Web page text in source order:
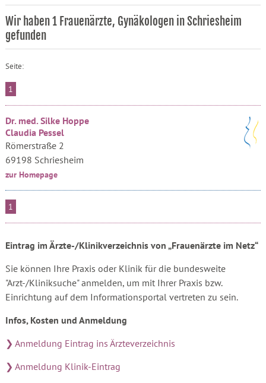
Wir haben 1 Frauenärzte, Gynäkologen in Schriesheim
gefunden
Seite:
1
Dr. med. Silke Hoppe
Claudia Pessel
Römerstraße 2
69198 Schriesheim
zur Homepage
1
Eintrag im Ärzte-/Klinikverzeichnis von „Frauenärzte im Netz“
Sie können Ihre Praxis oder Klinik für die bundesweite
"Arzt-/Kliniksuche" anmelden, um mit Ihrer Praxis bzw.
Einrichtung auf dem Informationsportal vertreten zu sein.
Infos, Kosten und Anmeldung
❯ Anmeldung Eintrag ins Ärzteverzeichnis
❯ Anmeldung Klinik-Eintrag